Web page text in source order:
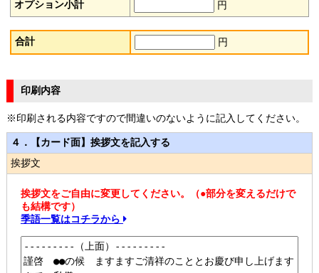
オプション小計 円
合計 円
印刷内容
※印刷される内容ですので間違いのないように記入してください。
４．【カード面】挨拶文を記入する
挨拶文
挨拶文をご自由に変更してください。（●部分を変えるだけで
も結構です）
季語一覧はコチラから